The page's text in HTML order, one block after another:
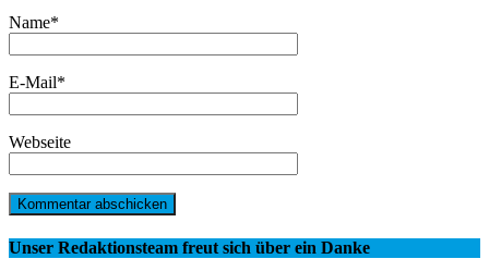
Name*
E-Mail*
Webseite
Unser Redaktionsteam freut sich über ein Danke